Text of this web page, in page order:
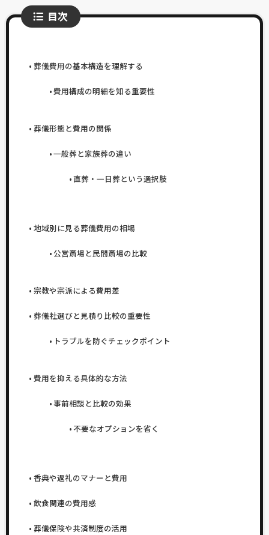
目次
葬儀費用の基本構造を理解する
費用構成の明細を知る重要性
葬儀形態と費用の関係
一般葬と家族葬の違い
直葬・一日葬という選択肢
地域別に見る葬儀費用の相場
公営斎場と民間斎場の比較
宗教や宗派による費用差
葬儀社選びと見積り比較の重要性
トラブルを防ぐチェックポイント
費用を抑える具体的な方法
事前相談と比較の効果
不要なオプションを省く
香典や返礼のマナーと費用
飲食関連の費用感
葬儀保険や共済制度の活用